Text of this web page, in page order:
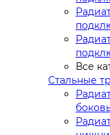
Все
Стальные